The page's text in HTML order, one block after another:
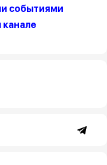
событиями